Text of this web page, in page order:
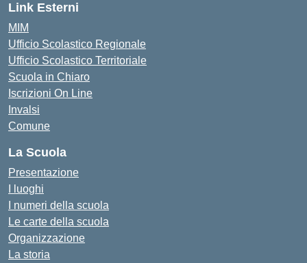
Link Esterni
MIM
Ufficio Scolastico Regionale
Ufficio Scolastico Territoriale
Scuola in Chiaro
Iscrizioni On Line
Invalsi
Comune
La Scuola
Presentazione
I luoghi
I numeri della scuola
Le carte della scuola
Organizzazione
La storia